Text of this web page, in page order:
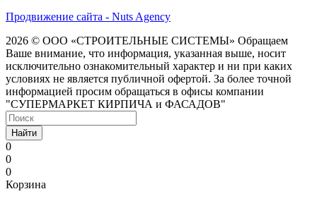
Продвижение сайта - Nuts Agency
2026 © ООО «СТРОИТЕЛЬНЫЕ СИСТЕМЫ» Обращаем
Ваше внимание, что информация, указанная выше, носит
исключительно ознакомительный характер и ни при каких
условиях не является публичной офертой. За более точной
информацией просим обращаться в офисы компании
"СУПЕРМАРКЕТ КИРПИЧА и ФАСАДОВ"
Найти
0
0
0
Корзина